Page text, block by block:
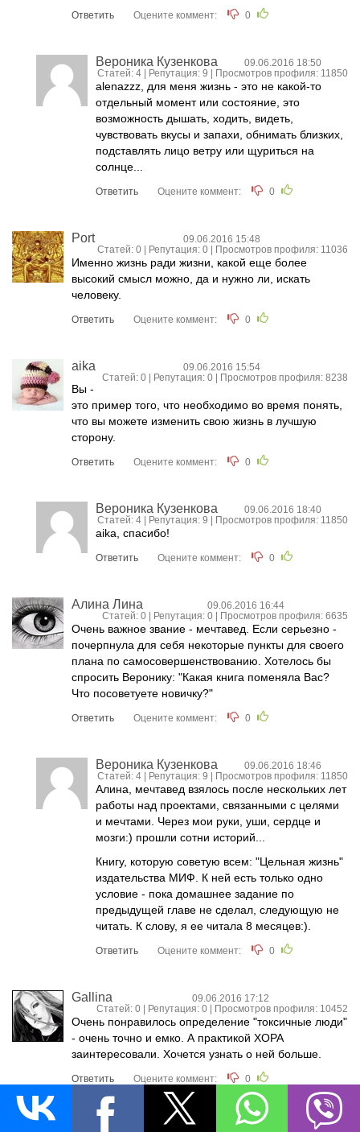
Ответить Оцените коммент: 0
Вероника Кузенкова
09.06.2016 18:50
Статей: 4 | Репутация: 9 | Просмотров профиля: 11850
alenazzz, для меня жизнь - это не какой-то
отдельный момент или состояние, это
возможность дышать, ходить, видеть,
чувствовать вкусы и запахи, обнимать близких,
подставлять лицо ветру или щуриться на
солнце...
Ответить Оцените коммент: 0
Port
09.06.2016 15:48
Статей: 0 | Репутация: 0 | Просмотров профиля: 11036
Именно жизнь ради жизни, какой еще более
высокий смысл можно, да и нужно ли, искать
человеку.
Ответить Оцените коммент: 0
aika
09.06.2016 15:54
Статей: 0 | Репутация: 0 | Просмотров профиля: 8238
Вы -
это пример того, что необходимо во время понять,
что вы можете изменить свою жизнь в лучшую
сторону.
Ответить Оцените коммент: 0
Вероника Кузенкова
09.06.2016 18:40
Статей: 4 | Репутация: 9 | Просмотров профиля: 11850
aika, спасибо!
Ответить Оцените коммент: 0
Алина Лина
09.06.2016 16:44
Статей: 0 | Репутация: 0 | Просмотров профиля: 6635
Очень важное звание - мечтавед. Если серьезно -
почерпнула для себя некоторые пункты для своего
плана по самосовершенствованию. Хотелось бы
спросить Веронику: "Какая книга поменяла Вас?
Что посоветуете новичку?"
Ответить Оцените коммент: 0
Вероника Кузенкова
09.06.2016 18:46
Статей: 4 | Репутация: 9 | Просмотров профиля: 11850
Алина, мечтавед взялось после нескольких лет
работы над проектами, связанными с целями
и мечтами. Через мои руки, уши, сердце и
мозги:) прошли сотни историй...
Книгу, которую советую всем: "Цельная жизнь"
издательства МИФ. К ней есть только одно
условие - пока домашнее задание по
предыдущей главе не сделал, следующую не
читать. К слову, я ее читала 8 месяцев:).
Ответить Оцените коммент: 0
Gallina
09.06.2016 17:12
Статей: 0 | Репутация: 0 | Просмотров профиля: 10452
Очень понравилось определение "токсичные люди"
- очень точно и емко. А практикой ХОРА
заинтересовали. Хочется узнать о ней больше.
Ответить Оцените коммент: 0
Вероника Кузенкова
09.06.2016 18:52